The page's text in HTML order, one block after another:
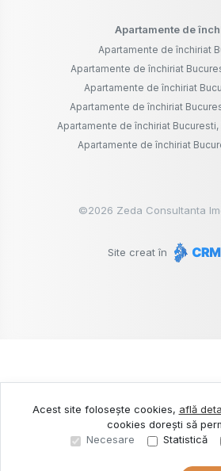
Apartamente de
Apartamente de închiriat
Apartamente de închiriat
Apartamente de închiriat
Apartamente de închiriat
Apartamente de închiriat
Apartamente de închiriat
©2026 Zeda Consultanta
Site creat în
Acest site folosește cookies, află
cookies dorești să
Necesare
Statistică